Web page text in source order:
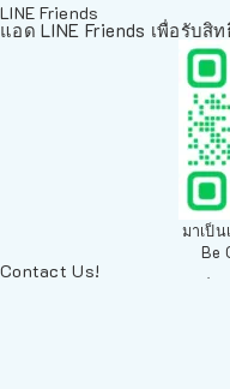
LINE Friends
แอด LINE Friends เพื่อรับ
มาเป็น
Be
Contact Us!